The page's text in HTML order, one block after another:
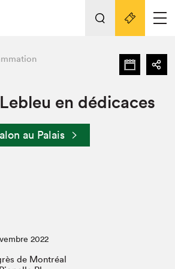
2022
Braindate
Nos activités
2022
en dédicaces
au Palais
2022
de Montréal